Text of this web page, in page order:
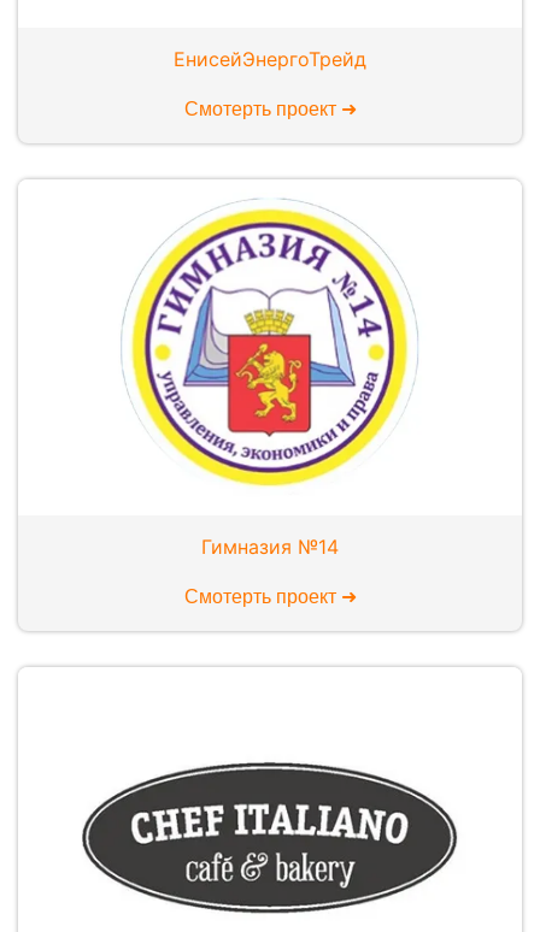
ЕнисейЭнергоТрейд
Смотерть проект ➜
Гимназия №14
Смотерть проект ➜